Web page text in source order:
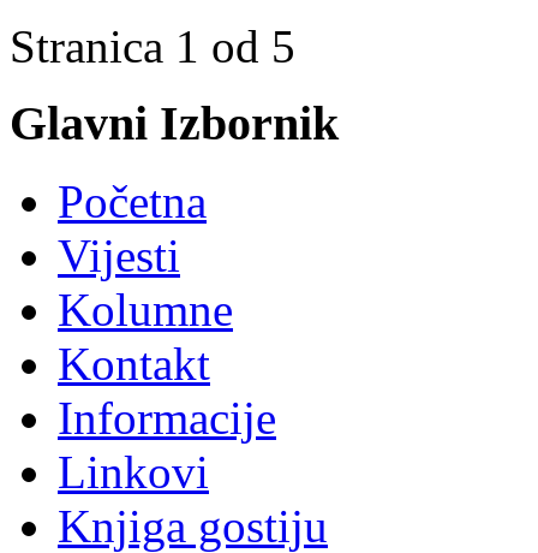
Stranica 1 od 5
Glavni Izbornik
Početna
Vijesti
Kolumne
Kontakt
Informacije
Linkovi
Knjiga gostiju